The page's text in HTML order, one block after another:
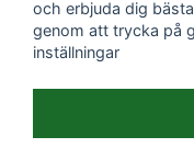
och erbjuda dig
genom att trycka på
inställningar